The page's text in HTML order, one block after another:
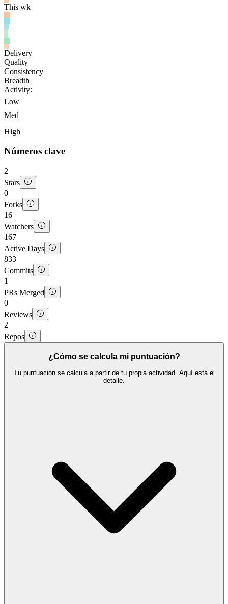
This wk
Delivery
Quality
Consistency
Breadth
Activity:
Low
Med
High
Números clave
2
Stars
0
Forks
16
Watchers
167
Active Days
833
Commits
1
PRs Merged
0
Reviews
2
Repos
¿Cómo se calcula mi puntuación?
Tu puntuación se calcula a partir de tu propia actividad. Aquí está el
detalle.